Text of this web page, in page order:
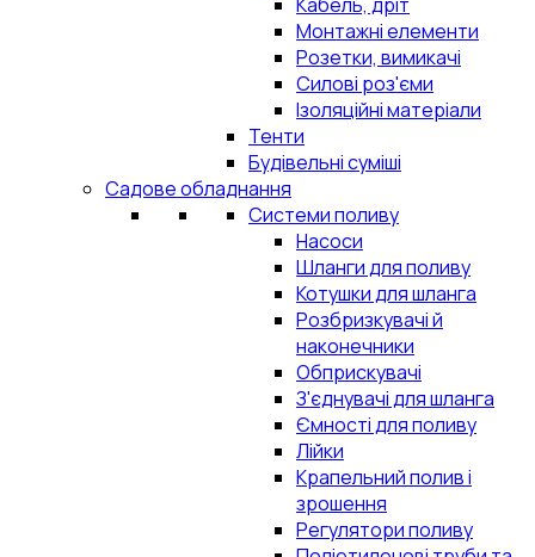
Монтажні елементи
Розетки, вимикачі
Силові роз'єми
Ізоляційні матеріали
Тенти
Будівельні суміші
Садове обладнання
Системи поливу
Насоси
Шланги для поливу
Котушки для шланга
Розбризкувачі й
наконечники
Обприскувачі
З'єднувачі для шланга
Ємності для поливу
Лійки
Крапельний полив і
зрошення
Регулятори поливу